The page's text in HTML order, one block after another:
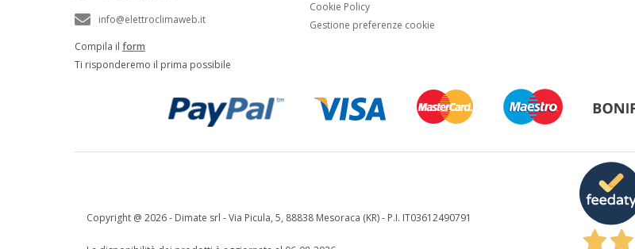
info@elettroclimaweb.it
Compila il form
Ti risponderemo il prima possibile
Cookie Policy
Gestione preferenze cookie
Copyright @ 2026 - Dimate srl - Via Picula, 5, 88838 Mesoraca (KR) - P.I. IT03612490791